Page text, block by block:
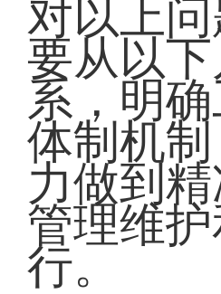
对以上
要从以
系，明
体制机
力做到
管理维
行。